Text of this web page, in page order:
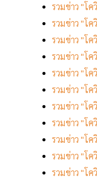
รวมข่าว "โ
รวมข่าว "โ
รวมข่าว "โ
รวมข่าว "โ
รวมข่าว "โ
รวมข่าว "โ
รวมข่าว "โ
รวมข่าว "โ
รวมข่าว "โ
รวมข่าว "โ
รวมข่าว "โ